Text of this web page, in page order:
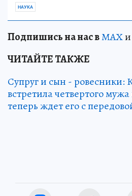
НАУКА
Подпишись на нас вМАХи
ЧИТАЙТЕ ТАКЖЕ
Супруг и сын - ровесники:
встретила четвертого мужа
теперь ждет его с